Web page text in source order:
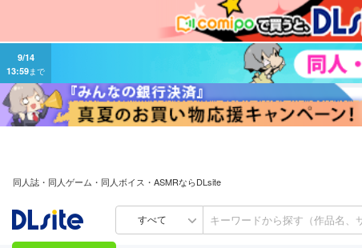
9/14
13:59まで
同人誌・同人ゲーム・同人ボイス・ASMRならDLsite
すべて